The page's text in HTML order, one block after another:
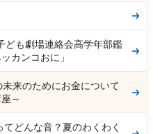
ども劇場連絡会高学年部鑑
カンコおに」
来のためにお金について
～
どんな音？夏のわくわく